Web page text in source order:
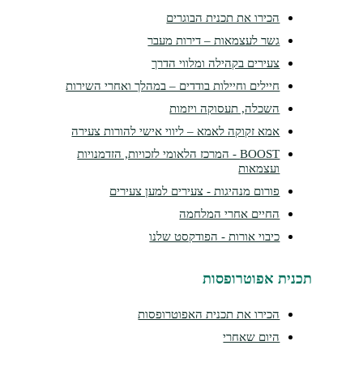
הכירו את תכנית הבוגרים
גשר לעצמאות – דירות מעבר
צעירים בקהילה ומלווי הדרך
חיילים וחיילות בודדים – במהלך ואחרי השירות
השכלה, תעסוקה ויזמות
אמא זקוקה לאמא – ליווי אישי להורות צעירה
BOOST - המרכז הלאומי לזכויות, הזדמנויות
פורום מנהיגות - צעירים למען צעירים
החיים אחרי המלחמה
כיבוי אורות - הפודקסט שלנו
אפוטרופסות
הכירו את תכנית האפוטרופסות
היום שאחרי